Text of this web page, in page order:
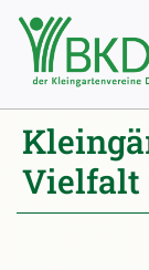
Zum
Inhalt
springen
Vielfalt